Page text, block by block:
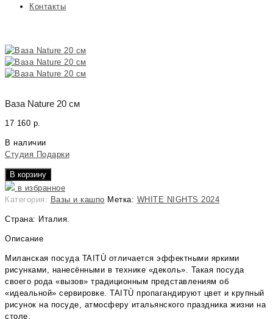
Контакты
Ваза Nature 20 см
17 160 р.
В наличии
Студия Подарки
В корзину
в избранное
Категория: Вазы и кашпо Метка: WHITE NIGHTS 2024
Страна: Италия.
Описание
Миланская посуда TAITÙ отличается эффектными яркими
рисунками, нанесёнными в технике «деколь». Такая посуда
своего рода «вызов» традиционным представлениям об
«идеальной» сервировке. TAITÙ пропагандируют цвет и крупный
рисунок на посуде, атмосферу итальянского праздника жизни на
столе.